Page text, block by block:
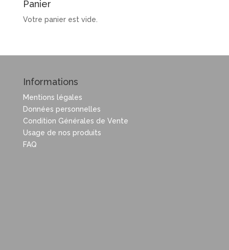
Panier
Votre panier est vide.
Informations
Mentions légales
Données personnelles
Condition Générales de Vente
Usage de nos produits
FAQ